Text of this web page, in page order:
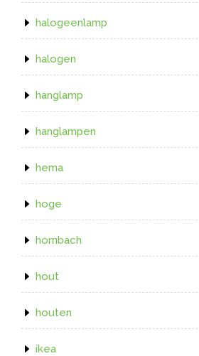
halogeenlamp
halogen
hanglamp
hanglampen
hema
hoge
hornbach
hout
houten
ikea